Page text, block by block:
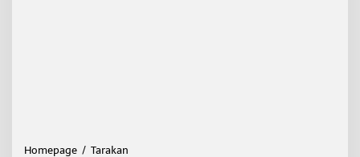
Homepage / Tarakan